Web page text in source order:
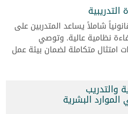
شاملاً يساعد المتدربين على
نظامية عالية. وتوصي
امتثال متكاملة لضمان بيئة عمل
والتدريب
الموارد البشرية